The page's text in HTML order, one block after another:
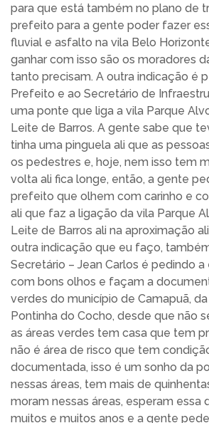
para que está também no plano de
prefeito para a gente poder fazer
fluvial e asfalto na vila Belo
ganhar com isso são os moradores
tanto precisam. A outra indicação é
Prefeito e ao Secretário de
uma ponte que liga a vila Parque
Leite de Barros. A gente sabe que
tinha uma pinguela ali que as
os pedestres e, hoje, nem isso tem
volta ali fica longe, então, a gente
prefeito que olhem com carinho e
ali que faz a ligação da vila Parque
Leite de Barros ali na aproximação
outra indicação que eu faço,
Secretário – Jean Carlos é pedindo
com bons olhos e façam a
verdes do município de Camapuã,
Pontinha do Cocho, desde que não
as áreas verdes tem casa que tem
não é área de risco que tem
documentada, isso é um sonho da
nessas áreas, tem mais de
moram nessas áreas, esperam essa
muitos e muitos anos e a gente